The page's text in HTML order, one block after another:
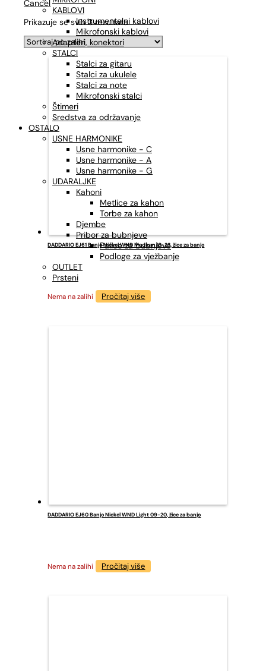
KABLOVI
Instrumentalni kablovi
Mikrofonski kablovi
Adapteri, konektori
STALCI
Stalci za gitaru
Stalci za ukulele
Stalci za note
Mikrofonski stalci
Štimeri
Sredstva za održavanje
OSTALO
USNE HARMONIKE
Usne harmonike - C
Usne harmonike - A
Usne harmonike - G
UDARALJKE
Kahoni
Metlice za kahon
Torbe za kahon
Djembe
Pribor za bubnjeve
Palice za bubnjeve
Podloge za vježbanje
OUTLET
Prsteni
Cancel
Prikazuje se svih 3 rezultata
DADDARIO EJ61 Banjo Nickel WND Medium 10-23, žice za banjo
Nema na zalihi Pročitaj više
DADDARIO EJ60 Banjo Nickel WND Light 09-20, žice za banjo
Nema na zalihi Pročitaj više